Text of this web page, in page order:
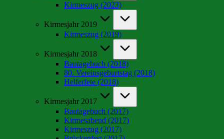
Kirmeszug (2023)
Kirmesjahr 2019
Kirmeszug (2019)
Kirmesjahr 2018
Bautagebuch (2018)
80. Vereinsgeburtstag (2018)
Helferfete (2018)
Kirmesjahr 2017
Bautagebuch (2017)
Kirmesabend (2017)
Kirmeszug (2017)